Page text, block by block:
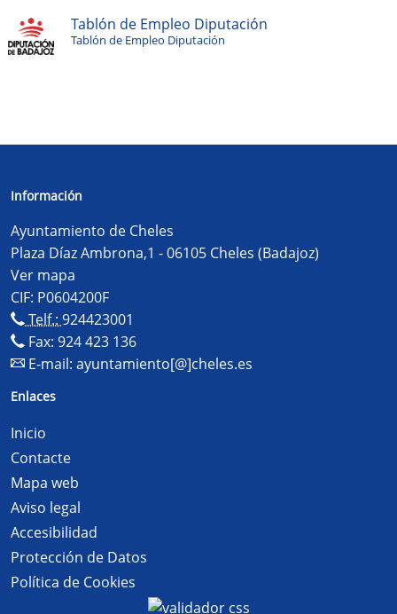
Tablón de Empleo Diputación
Tablón de Empleo Diputación
Información
Ayuntamiento de Cheles
Plaza Díaz Ambrona,1 - 06105 Cheles (Badajoz)
Ver mapa
CIF: P0604200F
Telf.: 924423001
Fax: 924 423 136
E-mail: ayuntamiento[@]cheles.es
Enlaces
Inicio
Contacte
Mapa web
Aviso legal
Accesibilidad
Protección de Datos
Política de Cookies